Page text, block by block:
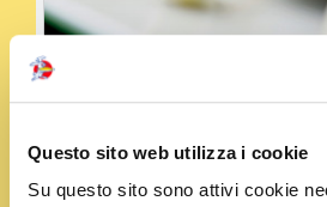
Questo sito web utilizza i cookie
Su questo sito sono attivi cookie